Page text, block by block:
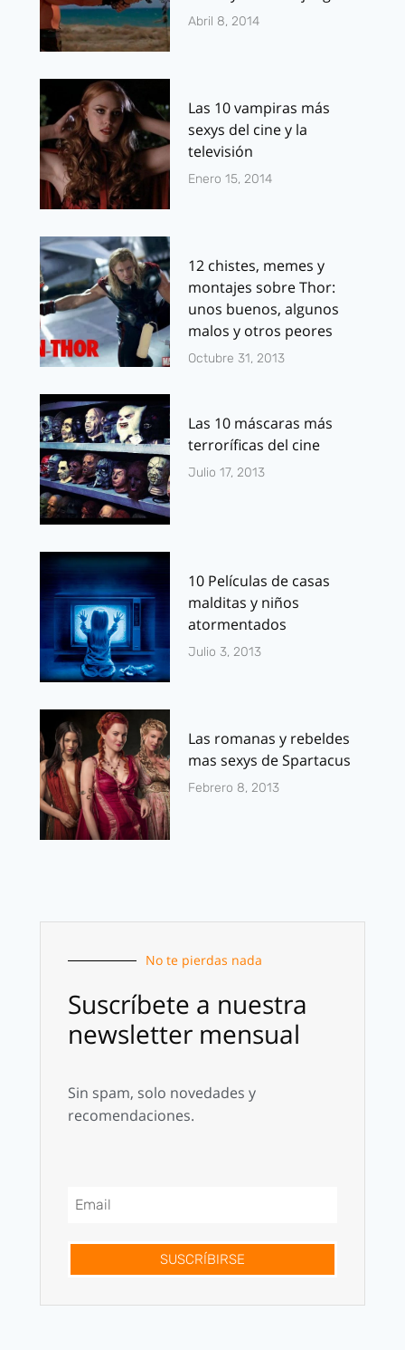
Abril 8, 2014
Las 10 vampiras más
sexys del cine y la
televisión
Enero 15, 2014
12 chistes, memes y
montajes sobre Thor:
unos buenos, algunos
malos y otros peores
Octubre 31, 2013
Las 10 máscaras más
terroríficas del cine
Julio 17, 2013
10 Películas de casas
malditas y niños
atormentados
Julio 3, 2013
Las romanas y rebeldes
mas sexys de Spartacus
Febrero 8, 2013
No te pierdas nada
Suscríbete a nuestra
newsletter mensual
Sin spam, solo novedades y
recomendaciones.
SUSCRÍBIRSE